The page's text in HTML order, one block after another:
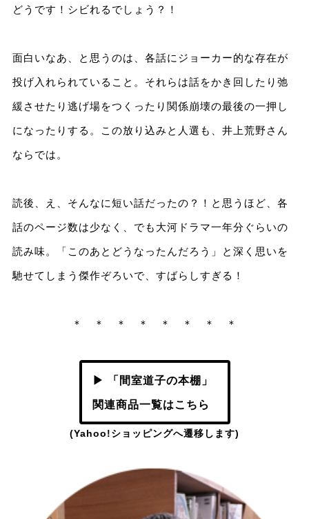
どうです！シビれるでしょう？！
面白いなあ、と思うのは、各話にジョーカー的な存在が
投げ入れられていること。それらは話をかき回したり弛
緩させたり逃げ場をつくったり関係崩壊の最後の一押し
になったりする。この放り込みと人選も、井上荒野さん
ならでは。
読後、え、そんなに短い話だったの？！と思うほど、各
話のページ数は少なく、でも大河ドラマ一年分ぐらいの
読み味。「このあとどうなったんだろう」と深く思いを
馳せてしまう傑作ぞろいで、すばらしすぎる！
＊ ＊ ＊ ＊ ＊ ＊ ＊ ＊
▶ 「間室道子の本棚」
関連商品一覧はこちら
(Yahoo!ショッピングへ遷移します)